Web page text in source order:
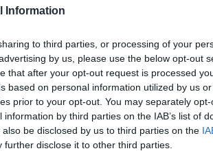
Information
to third parties, or processing of your
by us, please use the below opt-out
that after your opt-out request is processed
based on personal information utilized by us
prior to your opt-out. You may separately
by third parties on the IAB’s list of
be disclosed by us to third parties on the
further disclose it to other third parties.